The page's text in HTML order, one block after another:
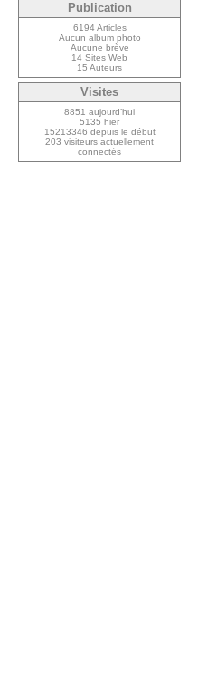
Publication
6194 Articles
Aucun album photo
Aucune brève
14 Sites Web
15 Auteurs
Visites
8851 aujourd’hui
5135 hier
15213346 depuis le début
203 visiteurs actuellement
connectés